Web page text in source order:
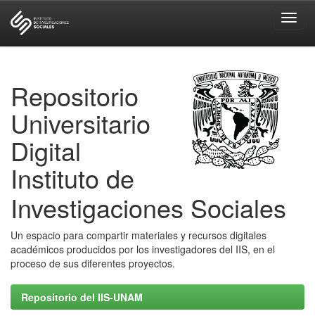
Repositorio
Universitario
Digital
Instituto de
Investigaciones Sociales
Un espacio para compartir materiales y recursos digitales
académicos producidos por los investigadores del IIS, en el
proceso de sus diferentes proyectos.
Repositorio del IIS-UNAM